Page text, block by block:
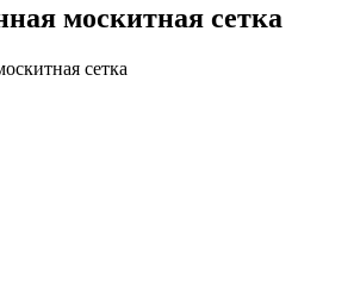
москитная сетка